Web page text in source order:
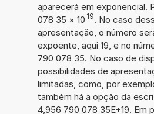
aparecerá em exponencial.
078 35 × 10 19. No caso
apresentação, o número
expoente, aqui 19, e no
790 078 35. No caso de
possibilidades de
limitadas, como, por
também há a opção da
4,956 790 078 35E+19. Em